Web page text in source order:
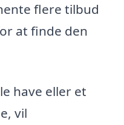
flere tilbud
at finde den
have eller et
vil